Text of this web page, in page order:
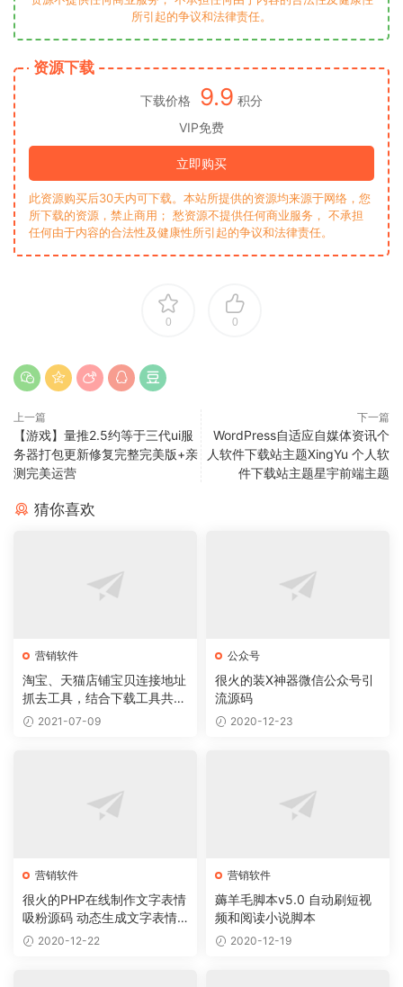
所引起的争议和法律责任。
资源下载
下载价格 9.9 积分
VIP免费
立即购买
此资源购买后30天内可下载。本站所提供的资源均来源于网络，您
所下载的资源，禁止商用； 愁资源不提供任何商业服务， 不承担
任何由于内容的合法性及健康性所引起的争议和法律责任。
0 0
上一篇
【游戏】量推2.5约等于三代ui服
务器打包更新修复完整完美版+亲
测完美运营
下一篇
WordPress自适应自媒体资讯个
人软件下载站主题XingYu 个人软
件下载站主题星宇前端主题
猜你喜欢
营销软件
淘宝、天猫店铺宝贝连接地址
抓去工具，结合下载工具共同
使用实现下载宝贝服务
2021-07-09
公众号
很火的装X神器微信公众号引
流源码
2020-12-23
营销软件
很火的PHP在线制作文字表情
吸粉源码 动态生成文字表情
图片源码 在线制作表情包源
2020-12-22
营销软件
薅羊毛脚本v5.0 自动刷短视
频和阅读小说脚本
2020-12-19